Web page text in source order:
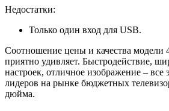
Недостатки:
Только один вход для USB.
Соотношение цены и качества модели
приятно удивляет. Быстродействие,
настроек, отличное изображение – все
лидеров на рынке бюджетных
дюйма.